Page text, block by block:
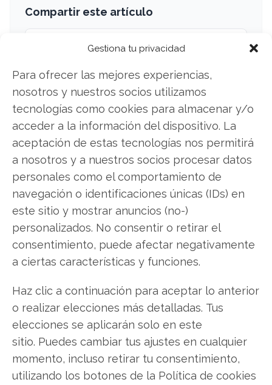
Gestiona tu privacidad
Para ofrecer las mejores experiencias,
nosotros y nuestros socios utilizamos
tecnologías como cookies para almacenar y/o
acceder a la información del dispositivo. La
aceptación de estas tecnologías nos permitirá
a nosotros y a nuestros socios procesar datos
personales como el comportamiento de
navegación o identificaciones únicas (IDs) en
este sitio y mostrar anuncios (no-)
personalizados. No consentir o retirar el
consentimiento, puede afectar negativamente
a ciertas características y funciones.
Haz clic a continuación para aceptar lo anterior
o realizar elecciones más detalladas. Tus
elecciones se aplicarán solo en este
sitio. Puedes cambiar tus ajustes en cualquier
momento, incluso retirar tu consentimiento,
utilizando los botones de la Política de cookies
Compartir este artículo
Twitter
Facebook
LinkedIn
SOBRE EL AUTOR
Javier Martínez González
Ingeniero de software convertido en escritor
tecnológico. Analiza las últimas tendencias en
hardware, software empresarial y computación en
la nube.
Ver todos los artículos →